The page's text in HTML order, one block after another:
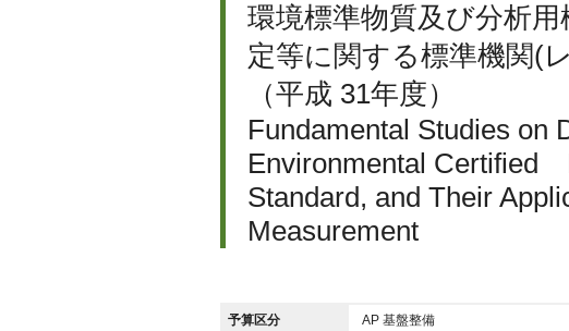
環境標準物質及び分析
定等に関する標準機関(
（平成 31年度）
Fundamental Studies on
Environmental Certified
Standard, and Their
Measurement
予算区分 AP 基盤整備